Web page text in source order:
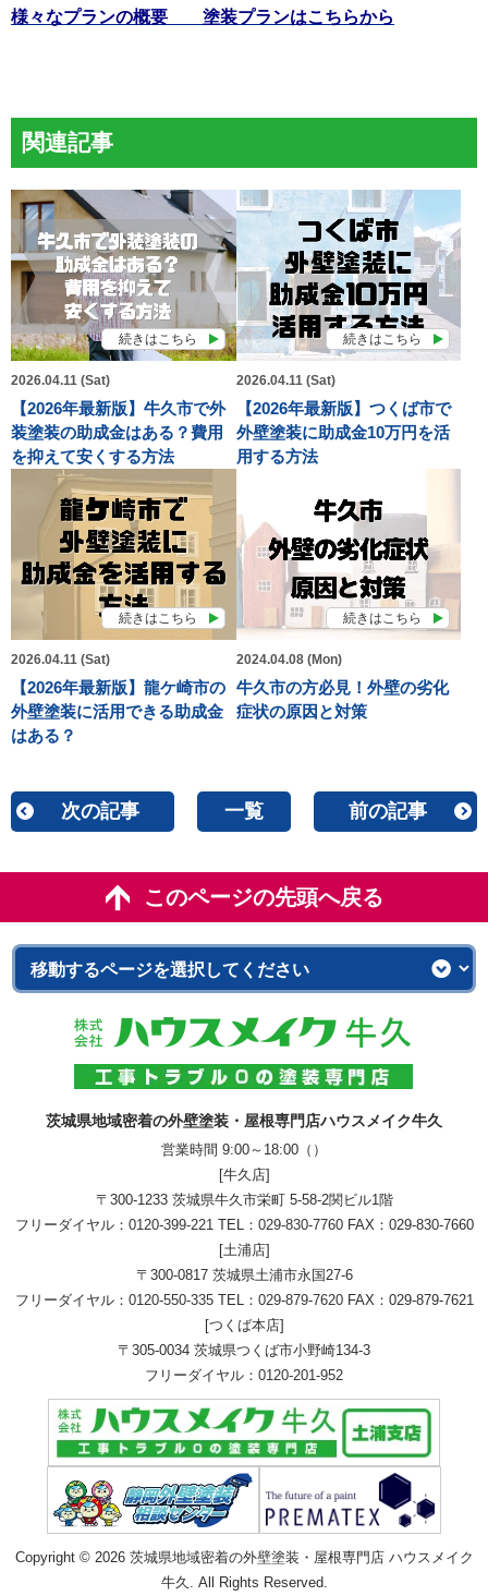
様々なプランの概要 塗装プランはこちらから
関連記事
続きはこちら
2026.04.11 (Sat)
【2026年最新版】牛久市で外
装塗装の助成金はある？費用
を抑えて安くする方法
続きはこちら
2026.04.11 (Sat)
【2026年最新版】つくば市で
外壁塗装に助成金10万円を活
用する方法
続きはこちら
2026.04.11 (Sat)
【2026年最新版】龍ケ崎市の
外壁塗装に活用できる助成金
はある？
続きはこちら
2024.04.08 (Mon)
牛久市の方必見！外壁の劣化
症状の原因と対策
次の記事 一覧 前の記事
このページの先頭へ戻る
茨城県地域密着の外壁塗装・屋根専門店ハウスメイク牛久
営業時間 9:00～18:00（）
[牛久店]
〒300-1233 茨城県牛久市栄町 5-58-2関ビル1階
フリーダイヤル： 0120-399-221 TEL： 029-830-7760FAX：029-830-7660
[土浦店]
〒300-0817 茨城県土浦市永国27-6
フリーダイヤル： 0120-550-335TEL： 029-879-7620FAX：029-879-7621
[つくば本店]
〒305-0034 茨城県つくば市小野崎134-3
フリーダイヤル： 0120-201-952
Copyright © 2026 茨城県地域密着の外壁塗装・屋根専門店 ハウスメイク
牛久. All Rights Reserved.